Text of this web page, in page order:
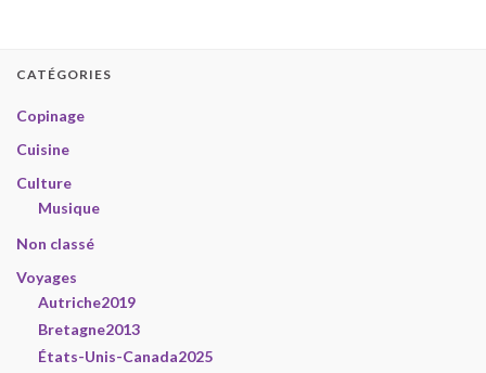
CATÉGORIES
Copinage
Cuisine
Culture
Musique
Non classé
Voyages
Autriche2019
Bretagne2013
États-Unis-Canada2025